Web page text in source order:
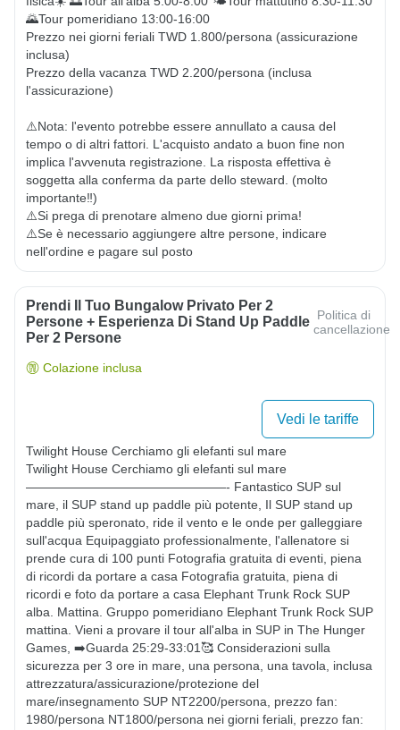
🌄Tour pomeridiano 13:00-16:00
Prezzo nei giorni feriali TWD 1.800/persona (assicurazione
inclusa)
Prezzo della vacanza TWD 2.200/persona (inclusa
l'assicurazione)
⚠️Nota: l'evento potrebbe essere annullato a causa del
tempo o di altri fattori. L'acquisto andato a buon fine non
implica l'avvenuta registrazione. La risposta effettiva è
soggetta alla conferma da parte dello steward. (molto
importante‼️)
⚠️Si prega di prenotare almeno due giorni prima!
⚠️Se è necessario aggiungere altre persone, indicare
nell'ordine e pagare sul posto
Prendi Il Tuo Bungalow Privato Per 2
Persone + Esperienza Di Stand Up Paddle
Per 2 Persone
Politica di
cancellazione
Colazione inclusa
Vedi le tariffe
Twilight House Cerchiamo gli elefanti sul mare
Twilight House Cerchiamo gli elefanti sul mare
————————————————- Fantastico SUP sul
mare, il SUP stand up paddle più potente, Il SUP stand up
paddle più speronato, ride il vento e le onde per galleggiare
sull'acqua Equipaggiato professionalmente, l'allenatore si
prende cura di 100 punti Fotografia gratuita di eventi, piena
di ricordi da portare a casa Fotografia gratuita, piena di
ricordi e foto da portare a casa Elephant Trunk Rock SUP
alba. Mattina. Gruppo pomeridiano Elephant Trunk Rock SUP
mattina. Vieni a provare il tour all'alba in SUP in The Hunger
Games, ➡️Guarda 25:29-33:01🥰 Considerazioni sulla
sicurezza per 3 ore in mare, una persona, una tavola, inclusa
attrezzatura/assicurazione/protezione del
mare/insegnamento SUP NT2200/persona, prezzo fan:
1980/persona NT1800/persona nei giorni feriali, prezzo fan: